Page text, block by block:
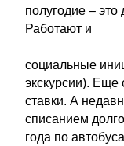
полугодие –
Работают и
социальные
экскурсии). Еще
ставки. А
списанием
года по